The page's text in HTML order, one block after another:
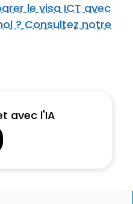
le visa ICT avec
? Consultez notre
avec l'IA